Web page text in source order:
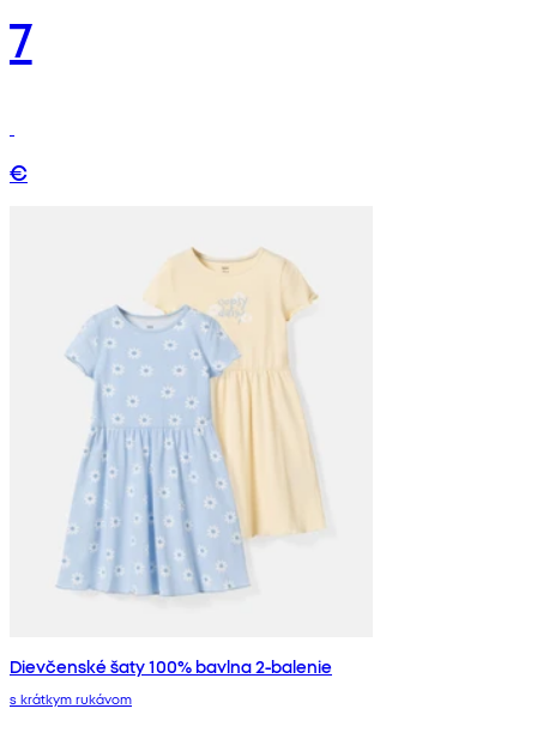
7
€
Dievčenské šaty 100% bavlna 2-balenie
s krátkym rukávom